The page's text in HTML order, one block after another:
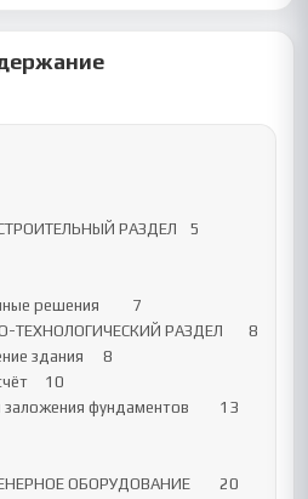
РАЗДЕЛ 	5
решения 	7
ТЕХНОЛОГИЧЕСКИЙ РАЗДЕЛ 	8
здания 	8
10
фундаментов 	13
ОБОРУДОВАНИЕ 	20